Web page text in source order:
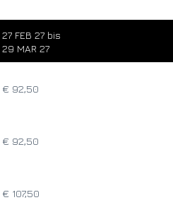
27 FEB 27 bis
29 MAR 27
€ 92,50
€ 92,50
€ 107,50